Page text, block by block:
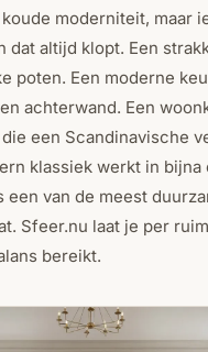
moderniteit, maar
dat altijd klopt. Een
poten. Een moderne
achterwand. Een
een Scandinavische
klassiek werkt in bijna
een van de meest
Sfeer.nu laat je per
bereikt.